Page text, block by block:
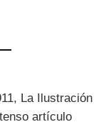
La Ilustración
artículo